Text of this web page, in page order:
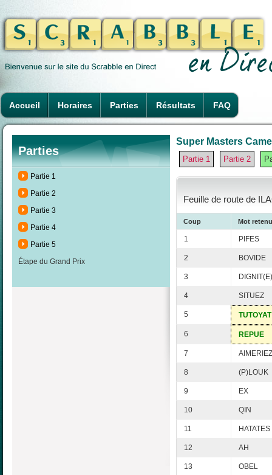
Accueil Horaires Parties Résultats FAQ
Parties
Partie 1
Partie 2
Partie 3
Partie 4
Partie 5
Étape du Grand Prix
Super Masters
Partie 1 Partie 2
Feuille de route de
Coup Mot retenu
1 PIFES
2 BOVIDE
3
4 SITUEZ
5 TUTOYAT
6 REPUE
7 AIMERIEZ
8 (P)LOUK
9 EX
10 QIN
11 HATATES
12 AH
13 OBEL